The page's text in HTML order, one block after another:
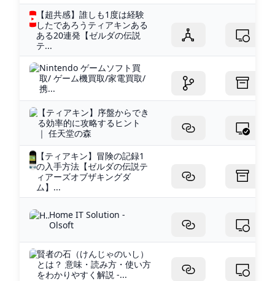
【超共感】誰しも1度は経験
したであろうティアキンある
ある20連発【ゼルダの伝説
テ...
Nintendo ゲームソフト買
取/ ゲーム機買取/家電買取/
携...
【ティアキン】序盤からでき
る効率的に攻略するヒント
｜ 任天堂の森
【ティアキン】冒険の記録1
の入手方法【ゼルダの伝説テ
ィアーズオブザキングダ
ム】...
Home IT Solution -
Olsoft
賢者の石（けんじゃのいし）
とは？ 意味・読み方・使い方
をわかりやすく解説 -...